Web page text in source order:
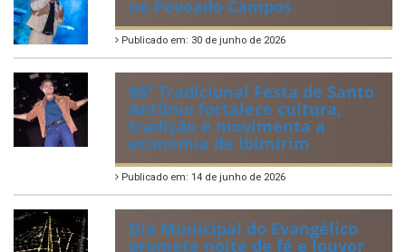
Quadrilhas Juninas de
Ibimirim mantêm viva a
tradição e representam o
munícipio em Pernambuco
Publicado em: 2 de julho de 2026
Tradicional Festa de São Pedro
no Povoado Campos